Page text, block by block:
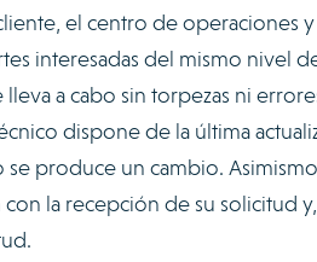
el centro de operaciones
interesadas del mismo nivel
a cabo sin torpezas ni
dispone de la última
se produce un cambio.
la recepción de su solicitud